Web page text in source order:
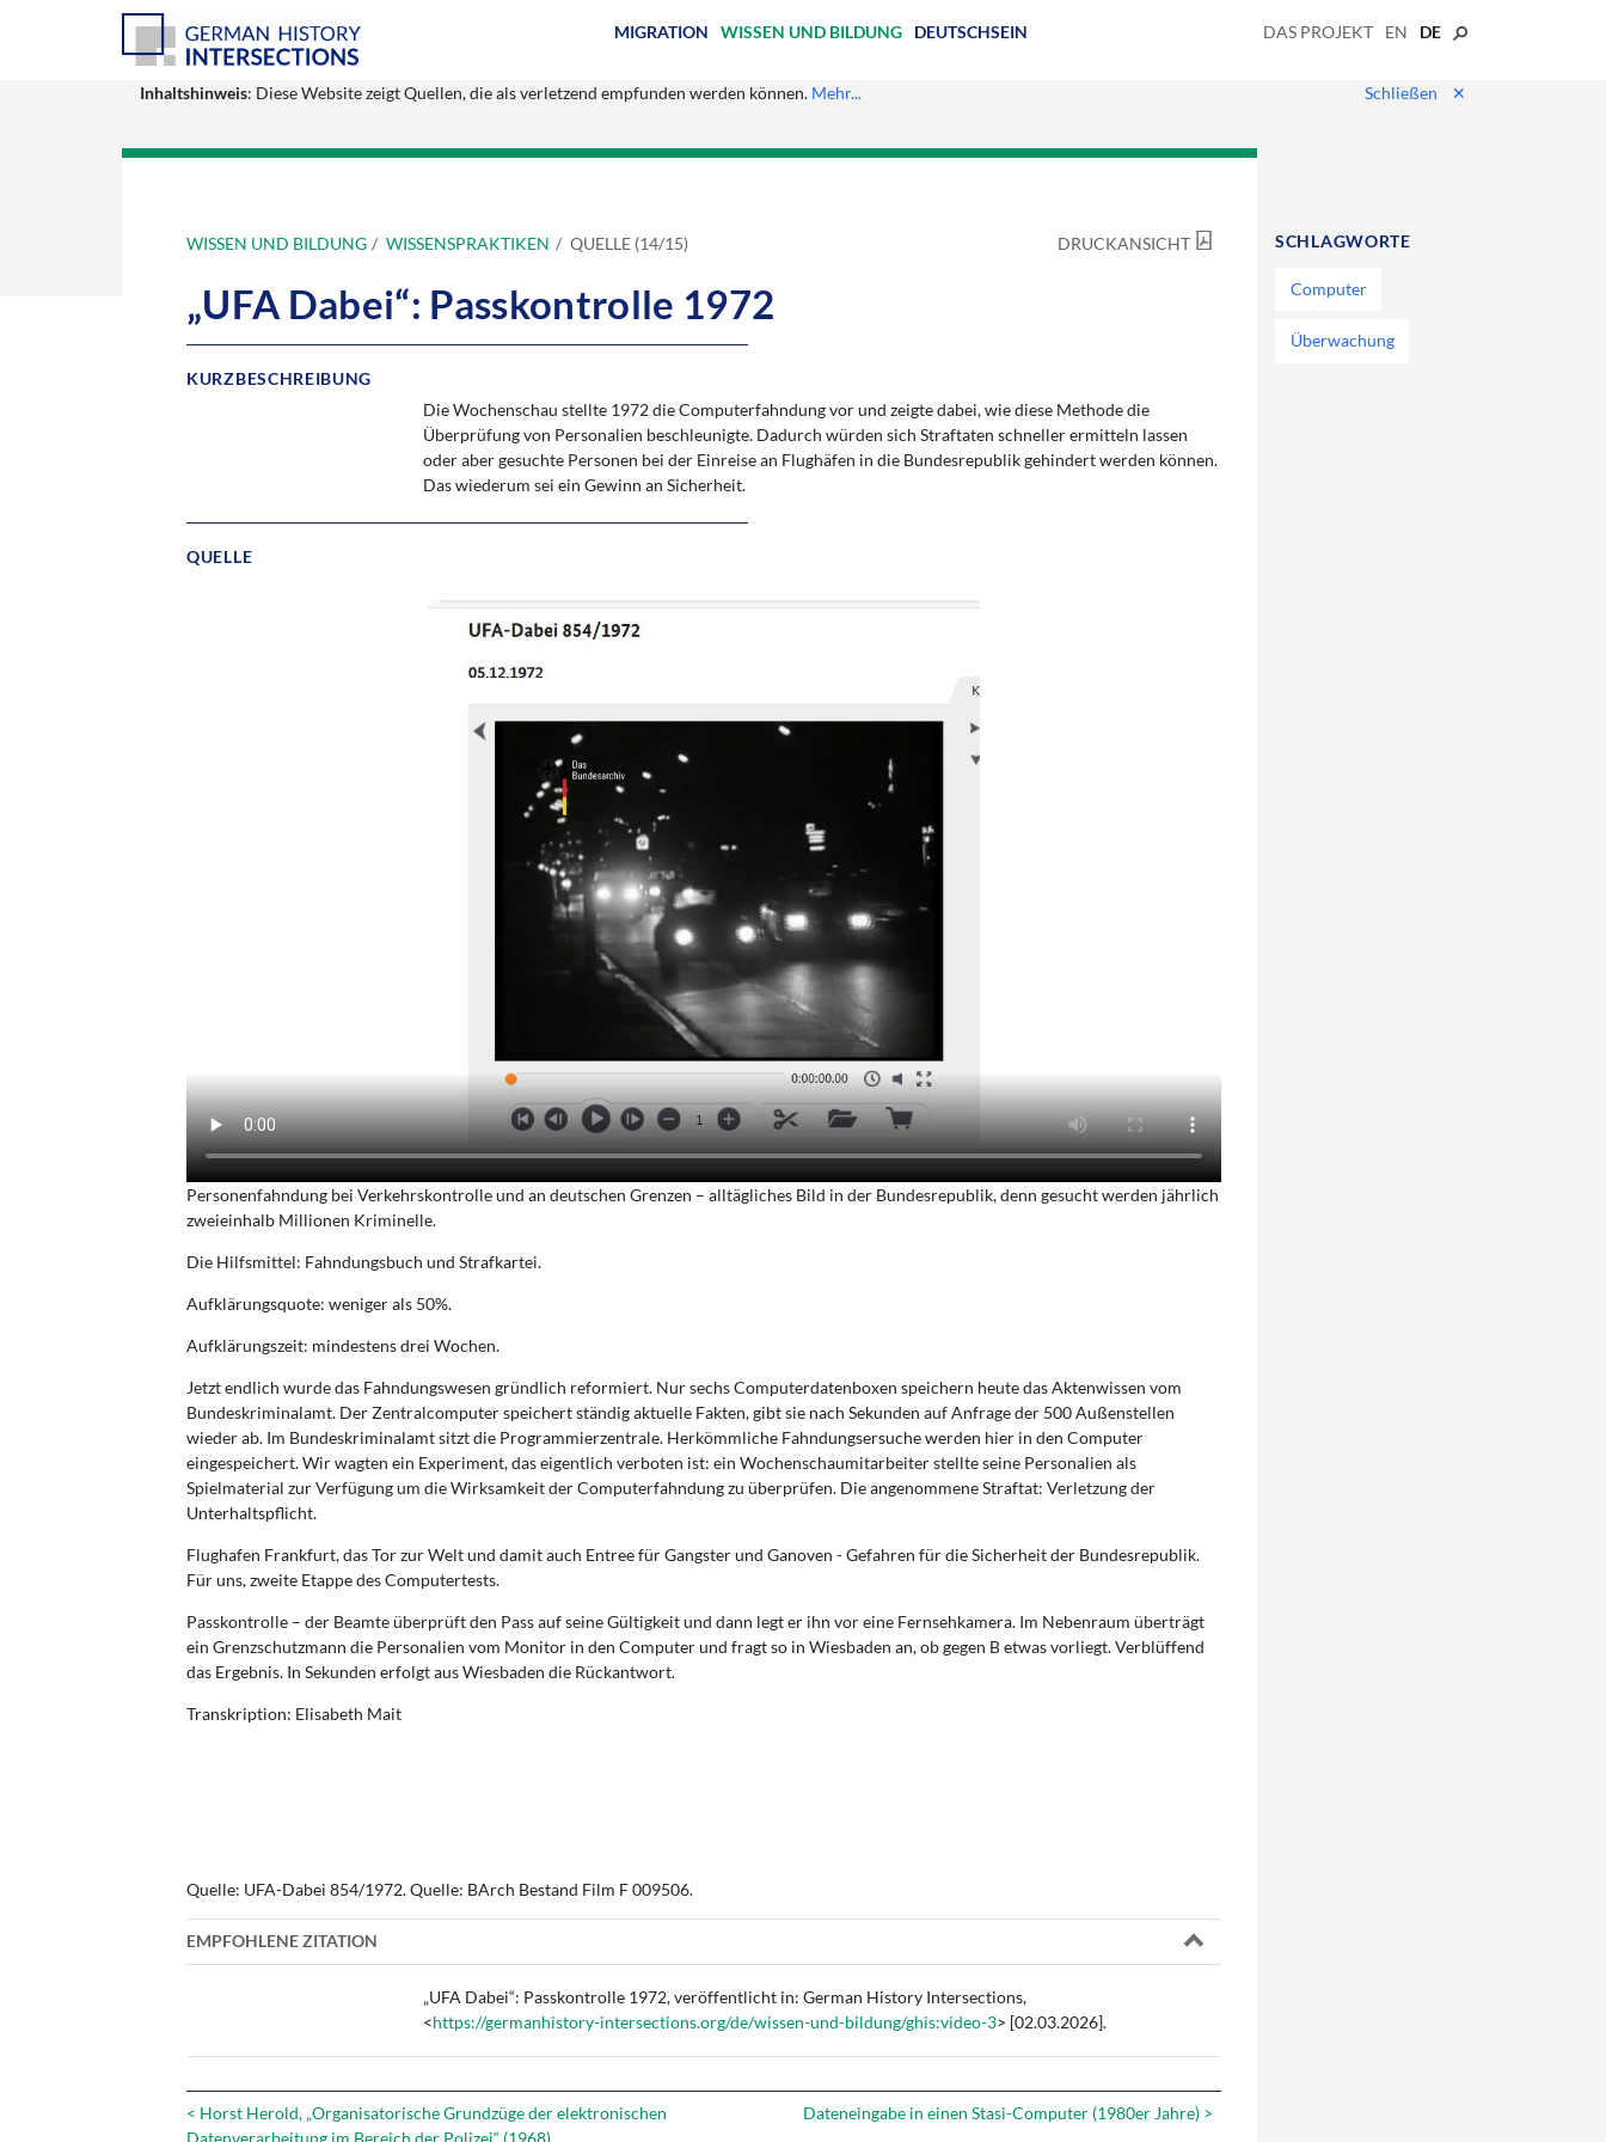
MIGRATION WISSEN UND BILDUNG DEUTSCHSEIN DAS PROJEKT EN DE
Inhaltshinweis: Diese Website zeigt Quellen, die als verletzend empfunden werden können. Mehr... Schließen ✕
WISSEN UND BILDUNG WISSENSPRAKTIKEN QUELLE (14/15) DRUCKANSICHT
„UFA Dabei“: Passkontrolle 1972
KURZBESCHREIBUNG
Die Wochenschau stellte 1972 die Computerfahndung vor und zeigte dabei, wie diese Methode die
Überprüfung von Personalien beschleunigte. Dadurch würden sich Straftaten schneller ermitteln lassen
oder aber gesuchte Personen bei der Einreise an Flughäfen in die Bundesrepublik gehindert werden können.
Das wiederum sei ein Gewinn an Sicherheit.
QUELLE
Personenfahndung bei Verkehrskontrolle und an deutschen Grenzen – alltägliches Bild in der Bundesrepublik, denn gesucht werden jährlich
zweieinhalb Millionen Kriminelle.
Die Hilfsmittel: Fahndungsbuch und Strafkartei.
Aufklärungsquote: weniger als 50%.
Aufklärungszeit: mindestens drei Wochen.
Jetzt endlich wurde das Fahndungswesen gründlich reformiert. Nur sechs Computerdatenboxen speichern heute das Aktenwissen vom
Bundeskriminalamt. Der Zentralcomputer speichert ständig aktuelle Fakten, gibt sie nach Sekunden auf Anfrage der 500 Außenstellen
wieder ab. Im Bundeskriminalamt sitzt die Programmierzentrale. Herkömmliche Fahndungsersuche werden hier in den Computer
eingespeichert. Wir wagten ein Experiment, das eigentlich verboten ist: ein Wochenschaumitarbeiter stellte seine Personalien als
Spielmaterial zur Verfügung um die Wirksamkeit der Computerfahndung zu überprüfen. Die angenommene Straftat: Verletzung der
Unterhaltspflicht.
Flughafen Frankfurt, das Tor zur Welt und damit auch Entree für Gangster und Ganoven - Gefahren für die Sicherheit der Bundesrepublik.
Für uns, zweite Etappe des Computertests.
Passkontrolle – der Beamte überprüft den Pass auf seine Gültigkeit und dann legt er ihn vor eine Fernsehkamera. Im Nebenraum überträgt
ein Grenzschutzmann die Personalien vom Monitor in den Computer und fragt so in Wiesbaden an, ob gegen B etwas vorliegt. Verblüffend
das Ergebnis. In Sekunden erfolgt aus Wiesbaden die Rückantwort.
Transkription: Elisabeth Mait
Quelle: UFA-Dabei 854/1972. Quelle: BArch Bestand Film F 009506.
EMPFOHLENE ZITATION
„UFA Dabei“: Passkontrolle 1972, veröffentlicht in: German History Intersections,
<https://germanhistory-intersections.org/de/wissen-und-bildung/ghis:video-3> [02.03.2026].
< Horst Herold, „Organisatorische Grundzüge der elektronischen
Datenverarbeitung im Bereich der Polizei“ (1968)
Dateneingabe in einen Stasi-Computer (1980er Jahre) >
SCHLAGWORTE
Computer
Überwachung